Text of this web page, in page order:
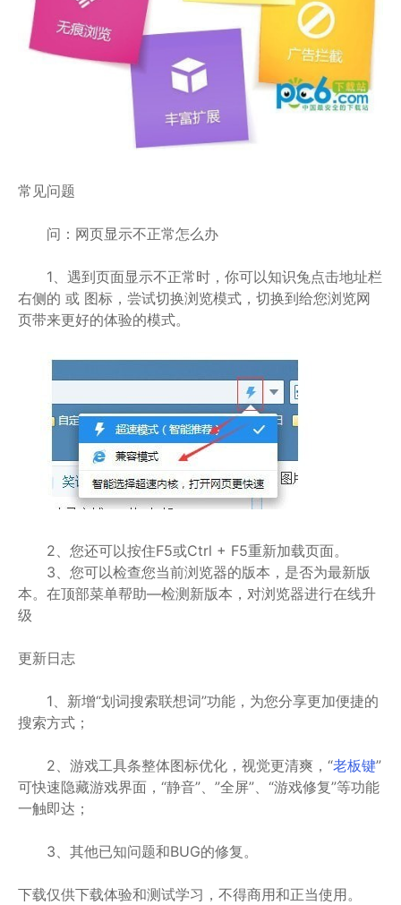
常见问题
问：网页显示不正常怎么办
1、遇到页面显示不正常时，你可以知识兔点击地址栏
右侧的 或 图标，尝试切换浏览模式，切换到给您浏览网
页带来更好的体验的模式。
2、您还可以按住F5或Ctrl + F5重新加载页面。
3、您可以检查您当前浏览器的版本，是否为最新版
本。在顶部菜单帮助—检测新版本，对浏览器进行在线升
级
更新日志
1、新增“划词搜索联想词”功能，为您分享更加便捷的
搜索方式；
2、游戏工具条整体图标优化，视觉更清爽，“老板键”
可快速隐藏游戏界面，“静音”、”全屏”、“游戏修复”等功能
一触即达；
3、其他已知问题和BUG的修复。
下载仅供下载体验和测试学习，不得商用和正当使用。